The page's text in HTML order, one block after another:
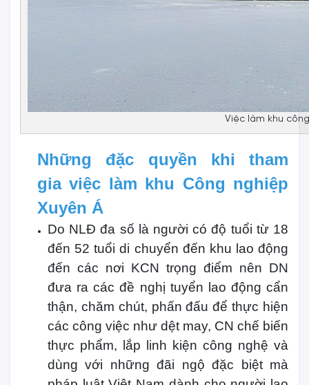
Việc làm khu
Những đặc quyền khi tham
gia việc làm khu Công nghiệp
Xuyên Á
Do NLĐ đa số là người có độ tuổi từ 18
đến 52 tuổi di chuyển đến khu lao động
đến các nơi KCN trọng điểm nên DN
đưa ra các đề nghị tuyển lao động cẩn
thận, chăm chút, phấn đấu để thực hiện
các công việc như dệt may, CN chế biến
thực phẩm, lắp linh kiện công nghệ và
dùng với những đãi ngộ đặc biệt mà